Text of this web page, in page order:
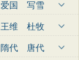
爱国
写雪
月亮
梅花
王维
杜牧
岑参
齐己
隋代
唐代